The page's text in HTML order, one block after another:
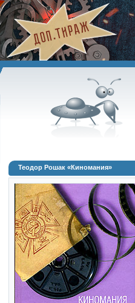
Теодор Рошак «Киномания»